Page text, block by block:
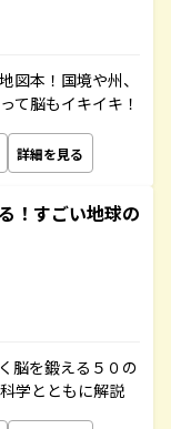
図本！国境や州、
て脳もイキイキ！
詳細を見る
！すごい地球の
脳を鍛える５０の
学とともに解説